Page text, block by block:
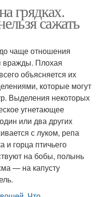
грядках.
сажать
чаще отношения
вражды. Плохая
объясняется их
которые могут
Выделения некоторых
угнетающее
или два других
с луком, репа
и горца птичьего
на бобы, полынь
— на капусту